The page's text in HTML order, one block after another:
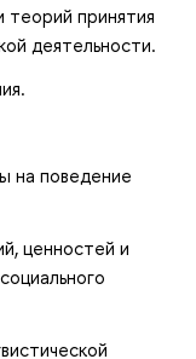
теорий принятия
деятельности.
на поведение
ценностей и